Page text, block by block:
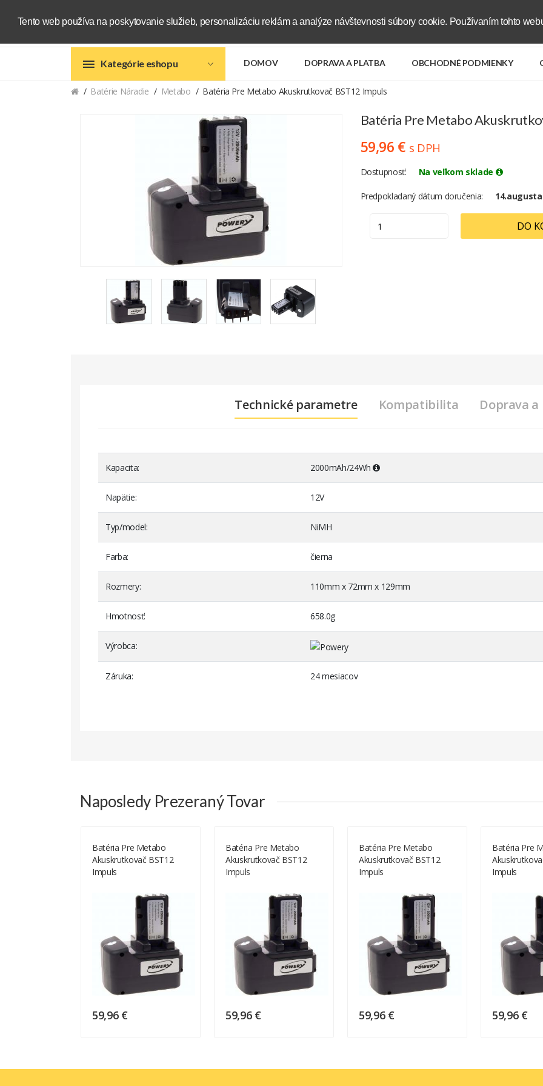
Tento web používa na poskytovanie služieb, personalizáciu reklám a analýze návštevnosti súbory cookie. Používaním tohto
Kategórie eshopu DOMOV DOPRAVA A PLATBA OBCHODNÉ PODMIENKY
Batérie Náradie Metabo Batéria Pre Metabo Akuskrutkovač BST12 Impuls
Batéria Pre Metabo
59,96 € s DPH
Dostupnosť Na veľkom sklade
Predpokladaný dátum doručenia 14.augusta
DO
Technické parametre Kompatibilita Doprava
Kapacita 2000mAh/24Wh
Napätie 12V
Typ/model NiMH
Farba čierna
Rozmery 110mm x 72mm x 129mm
Hmotnosť 658.0g
Výrobca
Záruka 24 mesiacov
Naposledy Prezeraný Tovar
Batéria Pre Metabo
Akuskrutkovač BST12
Impuls
59,96 €
Batéria Pre Metabo
Akuskrutkovač BST12
Impuls
59,96 €
Batéria Pre Metabo
Akuskrutkovač BST12
Impuls
59,96 €
Batéria Pre
Impuls
59,96 €